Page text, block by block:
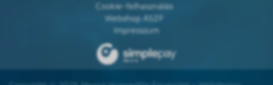
Cookie-felhasználás
Webshop ÁSZF
Impresszum